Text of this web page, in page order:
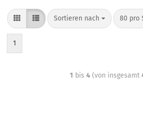
Sortieren nach 80 pro
1
1 bis 4(von insgesamt